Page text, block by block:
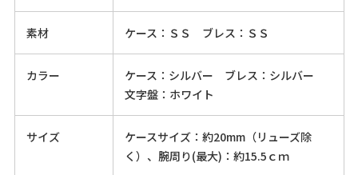
素材 ケース：ＳＳ ブレス：ＳＳ
カラー
ケース：シルバー ブレス：シルバー
文字盤：ホワイト
サイズ
ケースサイズ：約20mm（リューズ除
く）、腕周り(最大)：約15.5ｃｍ